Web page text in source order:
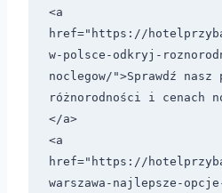
<a
href="https://
w-polsce-odkryj-
noclegow/">Sprawdź nasz
różnorodności i cenach
</a>
<a
href="https://
warszawa-najlepsze-